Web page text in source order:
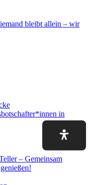
bleibt allein – wir
in
– Gemeinsam